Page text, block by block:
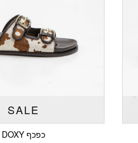
SALE
כפכף DOXY